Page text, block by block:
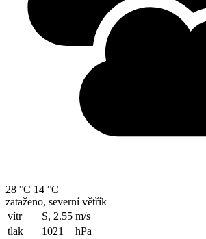
28 °C 14 °C
zataženo, severní větřík
vítr
S, 2.55 m/s
tlak
1021
hPa